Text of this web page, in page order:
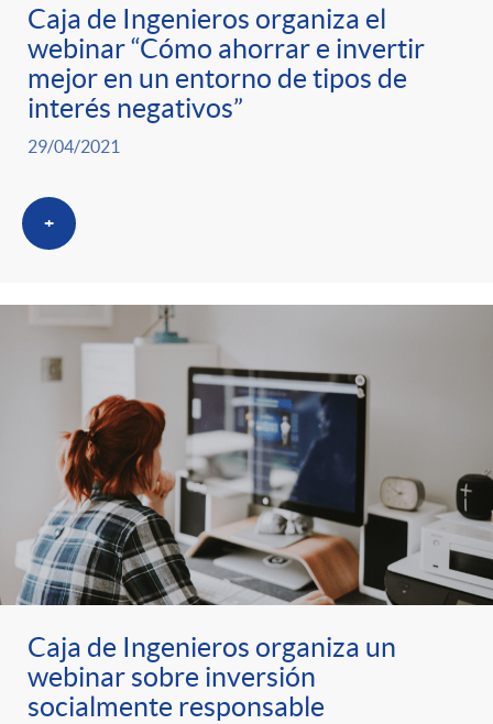
o
r
i
s
Caja de Ingenieros organiza el
webinar “Cómo ahorrar e invertir
mejor en un entorno de tipos de
interés negativos”
29/04/2021
+
Caja de Ingenieros organiza un
webinar sobre inversión
socialmente responsable